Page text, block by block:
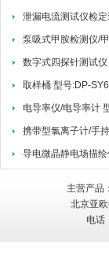
取样桶 型号:DP-SY6
主营产品
北京亚
电话